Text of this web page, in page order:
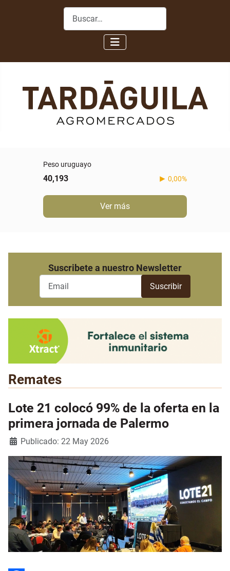
Buscar
Peso uruguayo
40,193 0,00%
Ver más
Suscribete a nuestro Newsletter
Remates
Lote 21 colocó 99% de la oferta en la
primera jornada de Palermo
Detalles
Publicado: 22 May 2026